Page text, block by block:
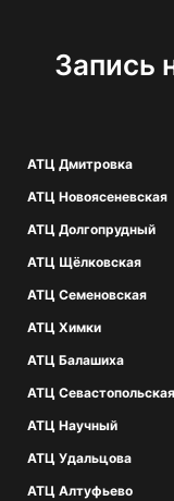
Запись
АТЦ Дмитровка
АТЦ Новоясеневская
АТЦ Долгопрудный
АТЦ Щёлковская
АТЦ Семеновская
АТЦ Химки
АТЦ Балашиха
АТЦ Севастопольская
АТЦ Научный
АТЦ Удальцова
АТЦ Алтуфьево